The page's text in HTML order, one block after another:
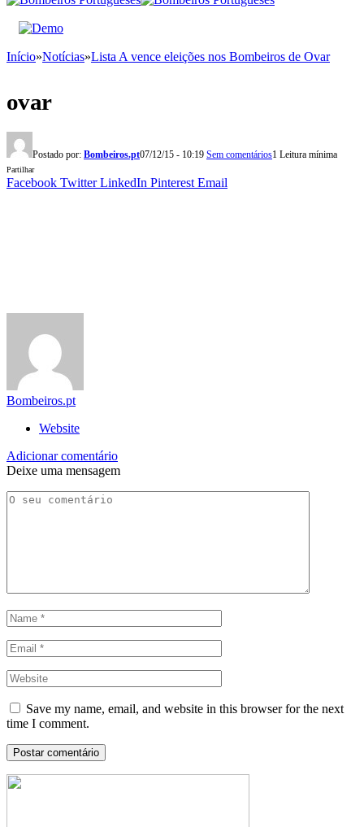
Início»Notícias»Lista A vence eleições nos Bombeiros de Ovar
ovar
Postado por: Bombeiros.pt07/12/15 - 10:19 Sem comentários1 Leitura mínima
Partilhar
Facebook Twitter LinkedIn Pinterest Email
Bombeiros.pt
Website
Adicionar comentário
Deixe uma mensagem
Save my name, email, and website in this browser for the next
time I comment.